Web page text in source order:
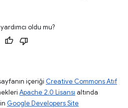
oldu mu?
içeriği Creative Commons Atıf
Apache 2.0 Lisansı altında
Google Developers Site